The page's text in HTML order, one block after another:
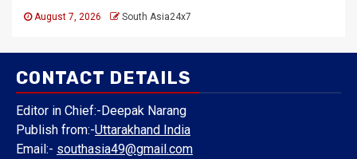
August 7, 2026 South Asia24x7
CONTACT DETAILS
Editor in Chief:-Deepak Narang
Publish from:-Uttarakhand India
Email:- southasia49@gmail.com